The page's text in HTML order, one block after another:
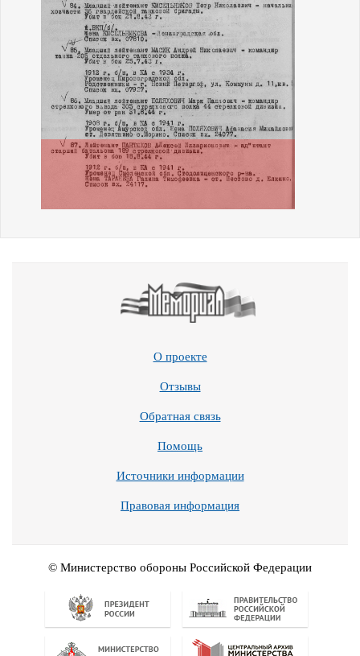
О проекте
Отзывы
Обратная связь
Помощь
Источники информации
Правовая информация
© Министерство обороны Российской Федерации